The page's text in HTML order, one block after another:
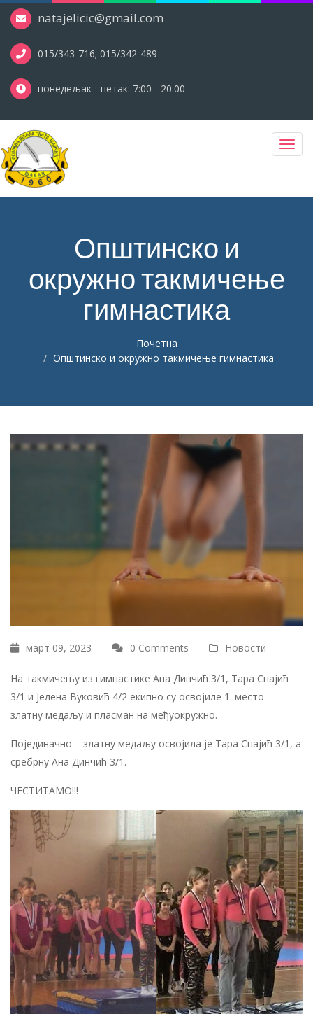
natajelicic@gmail.com
015/343-716; 015/342-489
понедељак - петак: 7:00 - 20:00
Општинско и
окружно такмичење
гимнастика
Почетна
Општинско и окружно такмичење гимнастика
март 09, 2023 - 0 Comments - Новости
На такмичењу из гимнастике Ана Динчић 3/1, Тара Спајић
3/1 и Јелена Вуковић 4/2 екипно су освојиле 1. место –
златну медаљу и пласман на међуокружно.
Појединачно – златну медаљу освојила је Тара Спајић 3/1, а
сребрну Ана Динчић 3/1.
ЧЕСТИТАМО!!!